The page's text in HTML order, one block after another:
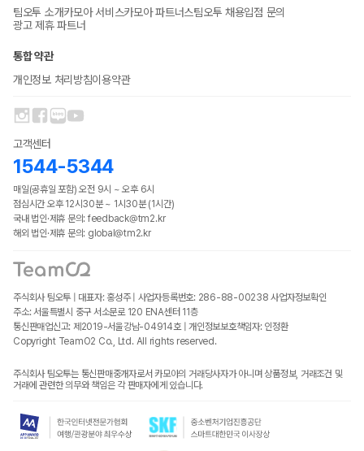
팀오투 소개카모아 서비스카모아 파트너스팀오투 채용입점 문의
광고 제휴 파트너
통합 약관
개인정보 처리방침이용약관
고객센터
1544-5344
매일(공휴일 포함) 오전 9시 ~ 오후 6시
점심시간 오후 12시30분 ~ 1시30분 (1시간)
국내 법인·제휴 문의: feedback@tm2.kr
해외 법인·제휴 문의: global@tm2.kr
주식회사 팀오투 | 대표자: 홍성주 | 사업자등록번호: 286-88-00238 사업자정보확인
주소: 서울특별시 중구 서소문로 120 ENA센터 11층
통신판매업신고: 제2019-서울강남-04914호 | 개인정보보호책임자: 인정환
Copyright TeamO2 Co., Ltd. All rights reserved.
주식회사 팀오투는 통신판매중개자로서 카모아의 거래당사자가 아니며 상품정보, 거래조건 및
거래에 관련한 의무와 책임은 각 판매자에게 있습니다.